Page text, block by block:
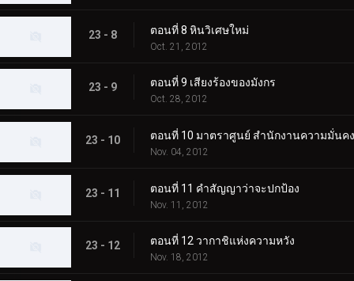
23 - 8 ตอนที่ 8 หินวิเศษใหม่
Oct. 21, 2012
23 - 9 ตอนที่ 9 เสียงร้องของมังกร
Oct. 28, 2012
23 - 10 ตอนที่ 10 มาตราศูนย์ สำนักงานความมั่นค
Nov. 04, 2012
23 - 11 ตอนที่ 11 คำสัญญาว่าจะปกป้อง
Nov. 11, 2012
23 - 12 ตอนที่ 12 วากาชิแห่งความหวัง
Nov. 18, 2012